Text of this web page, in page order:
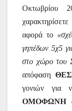
Οκτωβρίου
αφορά το
γηπέδων 5χ5
στο χώρο του
απόφαση
γονιών για
ΟΜΟΦΩΝΗ